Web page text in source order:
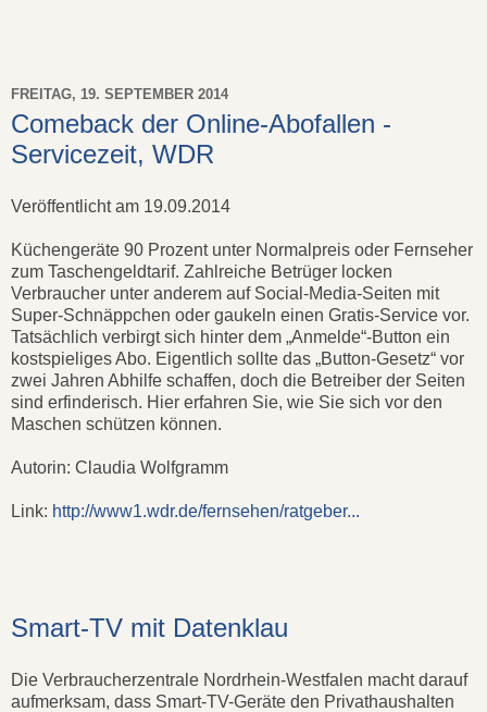
FREITAG, 19. SEPTEMBER 2014
Comeback der Online-Abofallen -
Servicezeit, WDR
Veröffentlicht am 19.09.2014
Küchengeräte 90 Prozent unter Normalpreis oder Fernseher
zum Taschengeldtarif. Zahlreiche Betrüger locken
Verbraucher unter anderem auf Social-Media-Seiten mit
Super-Schnäppchen oder gaukeln einen Gratis-Service vor.
Tatsächlich verbirgt sich hinter dem „Anmelde“-Button ein
kostspieliges Abo. Eigentlich sollte das „Button-Gesetz“ vor
zwei Jahren Abhilfe schaffen, doch die Betreiber der Seiten
sind erfinderisch. Hier erfahren Sie, wie Sie sich vor den
Maschen schützen können.
Autorin: Claudia Wolfgramm
Link: http://www1.wdr.de/fernsehen/ratgeber...
Smart-TV mit Datenklau
Die Verbraucherzentrale Nordrhein-Westfalen macht darauf
aufmerksam, dass Smart-TV-Geräte den Privathaushalten